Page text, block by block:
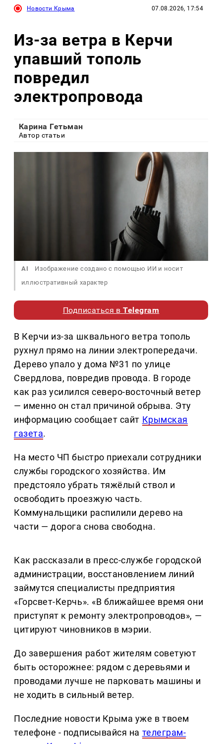
Новости Крыма 07.08.2026, 17:54
Из-за ветра в Керчи
упавший тополь
повредил
электропровода
Карина Гетьман
Автор статьи
AI
Изображение создано с помощью ИИ и носит
иллюстративный характер
Подписаться вTelegram
В Керчи из-за шквального ветра тополь
рухнул прямо на линии электропередачи.
Дерево упало у дома №31 по улице
Свердлова, повредив провода. В городе
как раз усилился северо-восточный ветер
— именно он стал причиной обрыва. Эту
информацию сообщает сайт Крымская
газета.
На место ЧП быстро приехали сотрудники
службы городского хозяйства. Им
предстояло убрать тяжёлый ствол и
освободить проезжую часть.
Коммунальщики распилили дерево на
части — дорога снова свободна.
Как рассказали в пресс-службе городской
администрации, восстановлением линий
займутся специалисты предприятия
«Горсвет-Керчь». «В ближайшее время они
приступят к ремонту электропроводов», —
цитируют чиновников в мэрии.
До завершения работ жителям советуют
быть осторожнее: рядом с деревьями и
проводами лучше не парковать машины и
не ходить в сильный ветер.
Последние новости Крыма уже в твоем
телефоне - подписывайся на телеграм-